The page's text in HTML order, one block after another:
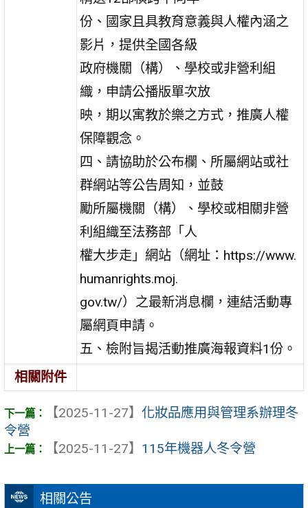
相關公告
份、國家且具教育意義與人權內涵之
影片，提供全國各級
政府機關（構）、學校或非營利組
織，申請公播版單次放
映，期以寓教於樂之方式，推廣人權
保障觀念。
四、請協助於公布欄、所屬網站或社
群網站等公告周知，並鼓
勵所屬機關（構）、學校或相關非營
利組織至法務部「人
權大步走」網站（網址：https://www.
humanrights.moj.
gov.tw/）之最新消息欄，連結活動專
屬網頁申請。
五、檢附旨揭活動推廣海報資料1份。
相關附件
【2025-11-27】 化妝品應用與管理系辦理冬
令營
【2025-11-27】 115年機器人冬令營